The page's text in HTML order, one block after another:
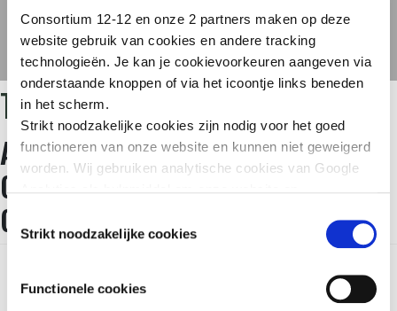
Consortium 12-12 en onze 2 partners maken op deze
website gebruik van cookies en andere tracking
technologieën. Je kan je cookievoorkeuren aangeven via
onderstaande knoppen of via het icoontje links beneden
in het scherm.
Strikt noodzakelijke cookies zijn nodig voor het goed
functioneren van onze website en kunnen niet geweigerd
worden. Wij gebruiken analytische cookies van Google
zorgen ervoor dat je de embedded video’s van YouTube
spamfilter te activeren. Wij en onze partners gebruiken
marketingcookies om je surfgedrag in kaart te brengen
Toestemmingsselectie
Strikt noodzakelijke cookies
Functionele cookies
TAG:ALLIANCE
ALLIANCE URGENCES : ZES
ORGANISATIES, ÉÉN CRISIS, ÉÉN
GIFT